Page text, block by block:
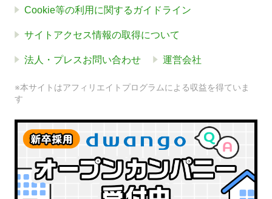
Cookie等の利用に関するガイドライン
サイトアクセス情報の取得について
法人・プレスお問い合わせ 運営会社
※本サイトはアフィリエイトプログラムによる収益を得ていま
す